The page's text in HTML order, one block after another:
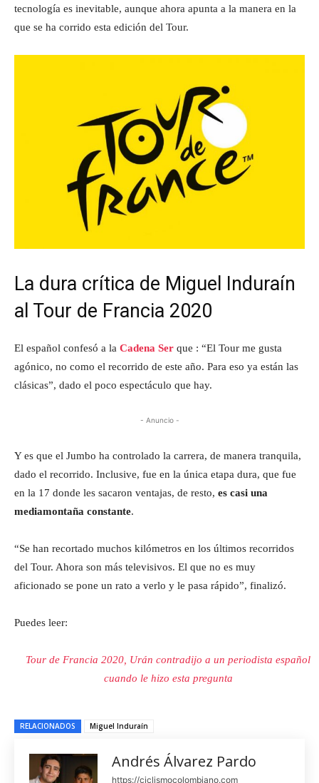
tecnología es inevitable, aunque ahora apunta a la manera en la
que se ha corrido esta edición del Tour.
La dura crítica de Miguel Induraín
al Tour de Francia 2020
El español confesó a la Cadena Ser que : “El Tour me gusta
agónico, no como el recorrido de este año. Para eso ya están las
clásicas”, dado el poco espectáculo que hay.
- Anuncio -
Y es que el Jumbo ha controlado la carrera, de manera tranquila,
dado el recorrido. Inclusive, fue en la única etapa dura, que fue
en la 17 donde les sacaron ventajas, de resto, es casi una
mediamontaña constante.
“Se han recortado muchos kilómetros en los últimos recorridos
del Tour. Ahora son más televisivos. El que no es muy
aficionado se pone un rato a verlo y le pasa rápido”, finalizó.
Puedes leer:
Tour de Francia 2020, Urán contradijo a un periodista español
cuando le hizo esta pregunta
RELACIONADOS Miguel Induraín
Andrés Álvarez Pardo
https://ciclismocolombiano.com